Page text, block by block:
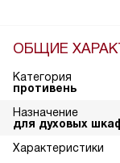
ОБЩИЕ
Категория
противень
Назначение
для духовых
Характеристики